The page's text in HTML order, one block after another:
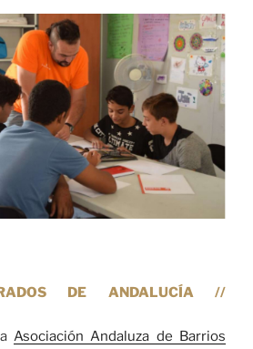
DE ANDALUCÍA //
Asociación Andaluza de Barrios